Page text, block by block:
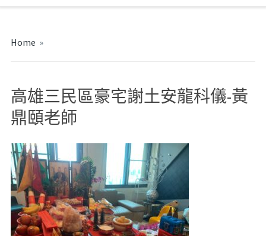
Home »
高雄三民區豪宅謝土安龍科儀-黃
鼎頤老師